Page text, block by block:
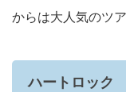
からは大人気のツア
ハートロック